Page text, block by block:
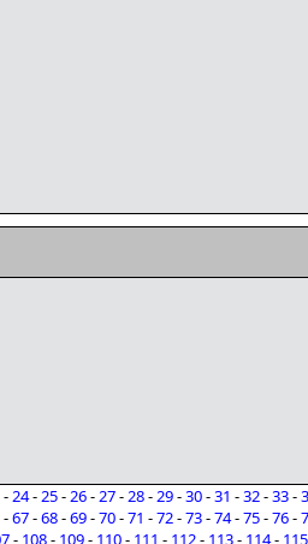
-24-25-26-27-28-29-30-31 -32-33-
-67-68-69-70-71 -72-73-74-75-76-
- 108- 109- 110- 111 - 112- 113- 114- 115